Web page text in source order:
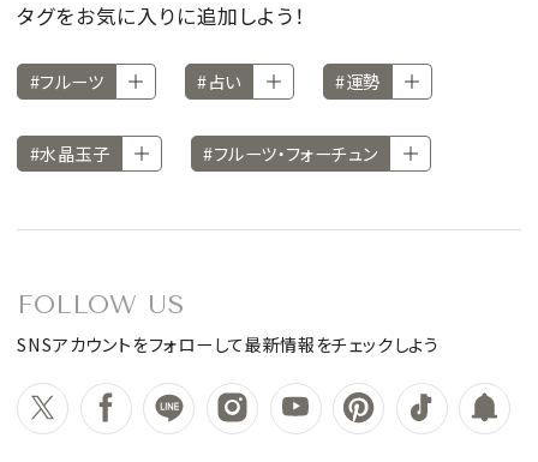
タグをお気に入りに追加しよう！
#フルーツ #占い #運勢
#水晶玉子 #フルーツ・フォーチュン
FOLLOW US
SNSアカウントをフォローして最新情報をチェックしよう